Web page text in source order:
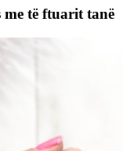
me të ftuarit tanë